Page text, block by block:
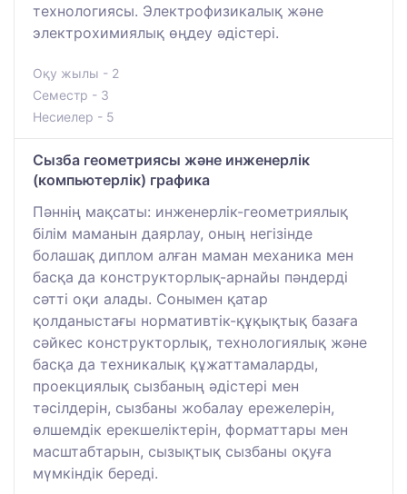
технологиясы. Электрофизикалық және
электрохимиялық өңдеу әдістері.
Оқу жылы - 2
Семестр - 3
Несиелер - 5
Сызба геометриясы және инженерлік
(компьютерлік) графика
Пәннің мақсаты: инженерлік-геометриялық
білім маманын даярлау, оның негізінде
болашақ диплом алған маман механика мен
басқа да конструкторлық-арнайы пәндерді
сәтті оқи алады. Сонымен қатар
қолданыстағы нормативтік-құқықтық базаға
сәйкес конструкторлық, технологиялық және
басқа да техникалық құжаттамаларды,
проекциялық сызбаның әдістері мен
тәсілдерін, сызбаны жобалау ережелерін,
өлшемдік ерекшеліктерін, форматтары мен
масштабтарын, сызықтық сызбаны оқуға
мүмкіндік береді.